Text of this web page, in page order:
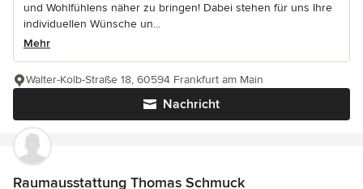
und Wohlfühlens näher zu bringen! Dabei stehen für uns Ihre
individuellen Wünsche un...
Mehr
Nachricht
Walter-Kolb-Straße 18, 60594 Frankfurt am Main
Raumausstattung Thomas Schmuck